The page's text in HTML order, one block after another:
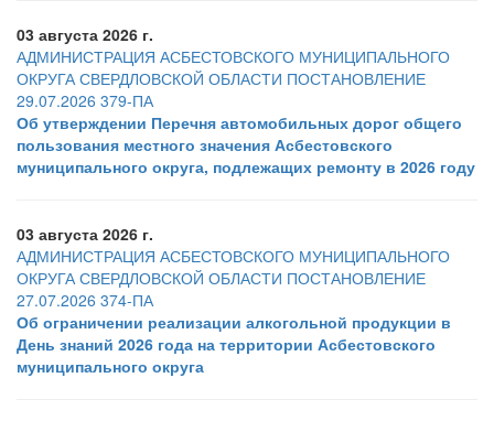
03 августа 2026 г.
АДМИНИСТРАЦИЯ АСБЕСТОВСКОГО МУНИЦИПАЛЬНОГО
ОКРУГА СВЕРДЛОВСКОЙ ОБЛАСТИ ПОСТАНОВЛЕНИЕ
29.07.2026 379-ПА
Об утверждении Перечня автомобильных дорог общего
пользования местного значения Асбестовского
муниципального округа, подлежащих ремонту в 2026 году
03 августа 2026 г.
АДМИНИСТРАЦИЯ АСБЕСТОВСКОГО МУНИЦИПАЛЬНОГО
ОКРУГА СВЕРДЛОВСКОЙ ОБЛАСТИ ПОСТАНОВЛЕНИЕ
27.07.2026 374-ПА
Об ограничении реализации алкогольной продукции в
День знаний 2026 года на территории Асбестовского
муниципального округа